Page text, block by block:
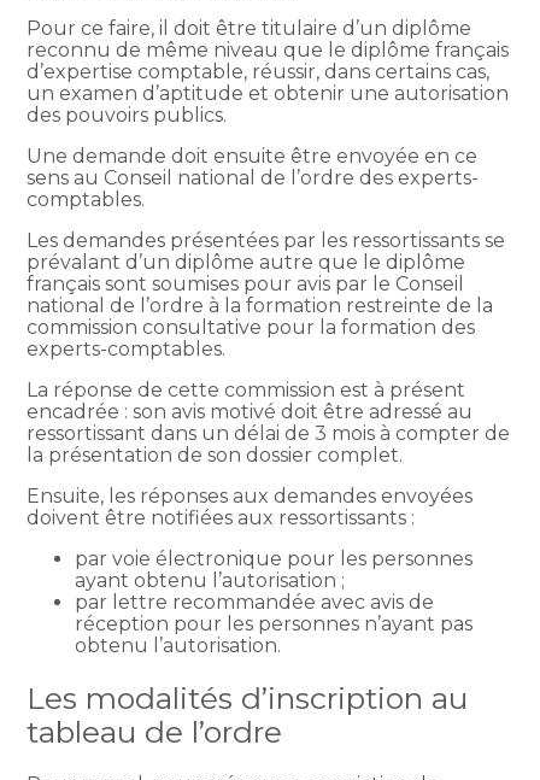
Pour ce faire, il doit être titulaire d’un diplôme
reconnu de même niveau que le diplôme français
d’expertise comptable, réussir, dans certains cas,
un examen d’aptitude et obtenir une autorisation
des pouvoirs publics.
Une demande doit ensuite être envoyée en ce
sens au Conseil national de l’ordre des experts-
comptables.
Les demandes présentées par les ressortissants se
prévalant d’un diplôme autre que le diplôme
français sont soumises pour avis par le Conseil
national de l’ordre à la formation restreinte de la
commission consultative pour la formation des
experts-comptables.
La réponse de cette commission est à présent
encadrée : son avis motivé doit être adressé au
ressortissant dans un délai de 3 mois à compter de
la présentation de son dossier complet.
Ensuite, les réponses aux demandes envoyées
doivent être notifiées aux ressortissants :
par voie électronique pour les personnes
ayant obtenu l’autorisation ;
par lettre recommandée avec avis de
réception pour les personnes n’ayant pas
obtenu l’autorisation.
Les modalités d’inscription au
tableau de l’ordre